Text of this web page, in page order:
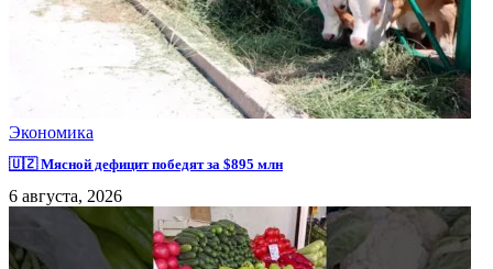
Экономика
🇺🇿 Мясной дефицит победят за $895 млн
6 августа, 2026